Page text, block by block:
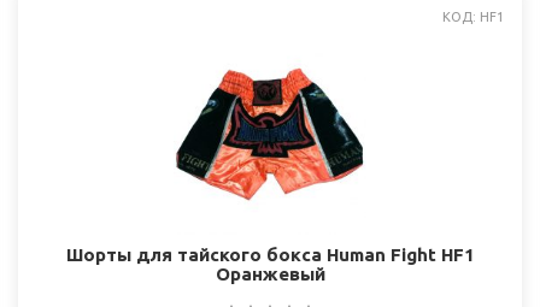
КОД: HF1
Шорты для тайского бокса Human Fight HF1
Оранжевый